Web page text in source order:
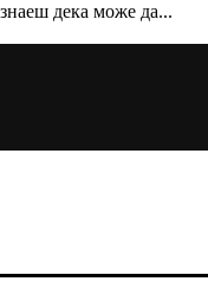
дека може да...